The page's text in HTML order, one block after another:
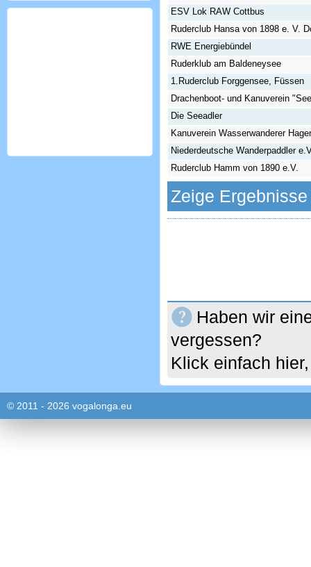
ESV Lok RAW Cottbus
Ruderclub Hansa von 1898 e. V.
RWE Energiebündel
Ruderklub am Baldeneysee
1.Ruderclub Forggensee, Füssen
Drachenboot- und Kanuverein
Die Seeadler
Kanuverein Wasserwanderer
Niederdeutsche Wanderpaddler
Ruderclub Hamm von 1890 e.V.
Zeige
Haben wir
vergessen?
Klick einfach
© 2011 - 2026 vogalonga.eu